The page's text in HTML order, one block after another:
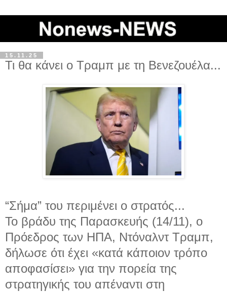
15.11.25
Τι θα κάνει ο Τραμπ με τη Βενεζουέλα...
“Σήμα” του περιμένει ο στρατός...
Το βράδυ της Παρασκευής (14/11), ο
Πρόεδρος των ΗΠΑ, Ντόναλντ Τραμπ,
δήλωσε ότι έχει «κατά κάποιον τρόπο
αποφασίσει» για την πορεία της
στρατηγικής του απέναντι στη